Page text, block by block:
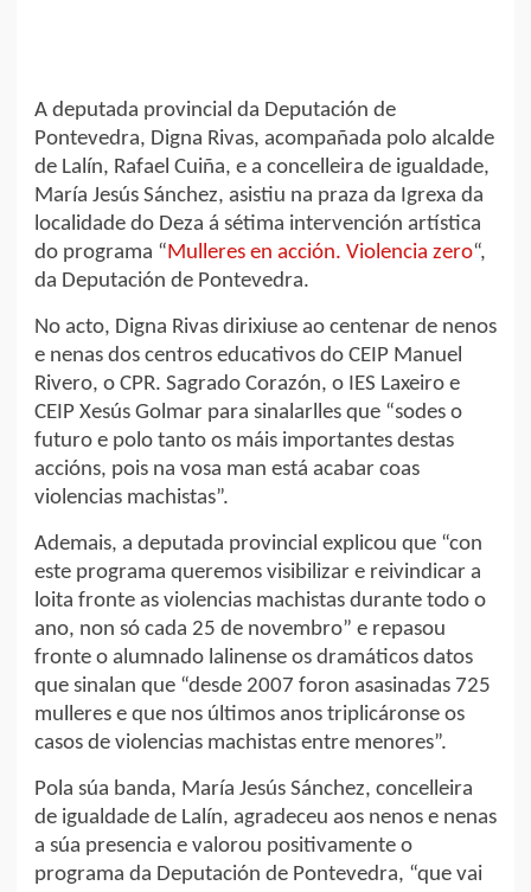
A deputada provincial da Deputación de
Pontevedra, Digna Rivas, acompañada polo alcalde
de Lalín, Rafael Cuiña, e a concelleira de igualdade,
María Jesús Sánchez, asistiu na praza da Igrexa da
localidade do Deza á sétima intervención artística
do programa “Mulleres en acción. Violencia zero“,
da Deputación de Pontevedra.
No acto, Digna Rivas dirixiuse ao centenar de nenos
e nenas dos centros educativos do CEIP Manuel
Rivero, o CPR. Sagrado Corazón, o IES Laxeiro e
CEIP Xesús Golmar para sinalarlles que “sodes o
futuro e polo tanto os máis importantes destas
accións, pois na vosa man está acabar coas
violencias machistas”.
Ademais, a deputada provincial explicou que “con
este programa queremos visibilizar e reivindicar a
loita fronte as violencias machistas durante todo o
ano, non só cada 25 de novembro” e repasou
fronte o alumnado lalinense os dramáticos datos
que sinalan que “desde 2007 foron asasinadas 725
mulleres e que nos últimos anos triplicáronse os
casos de violencias machistas entre menores”.
Pola súa banda, María Jesús Sánchez, concelleira
de igualdade de Lalín, agradeceu aos nenos e nenas
a súa presencia e valorou positivamente o
programa da Deputación de Pontevedra, “que vai